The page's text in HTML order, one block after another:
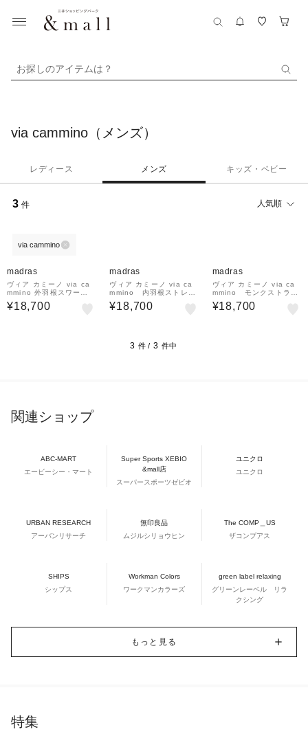
お探しのアイテムは？
via cammino（メンズ）
レディース メンズ キッズ・ベビー
3 件 人気順
via cammino
madras
ヴィア カミーノ via ca
mmino 外羽根スワール
モカドレスシューズ VC
2504
¥18,700
madras
ヴィア カミーノ via ca
mmino 内羽根ストレー
トチップドレスシュー
ズ VC2505
¥18,700
madras
ヴィア カミーノ via ca
mmino モンクストラッ
プドレスシューズ VC2
506
¥18,700
3 件 / 3 件中
関連ショップ
ABC-MART
エービーシー・マート
Super Sports XEBIO
&mall店
スーパースポーツゼビオ
ユニクロ
ユニクロ
URBAN RESEARCH
アーバンリサーチ
無印良品
ムジルシリョウヒン
The COMP＿US
ザコンプアス
SHIPS
シップス
Workman Colors
ワークマンカラーズ
green label relaxing
グリーンレーベル リラ
クシング
もっと見る
特集